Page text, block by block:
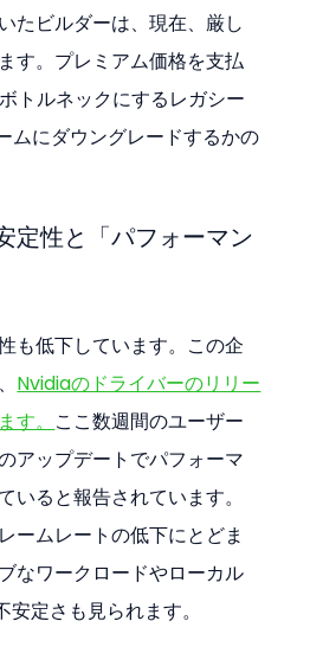
たビルダーは、現在、厳し
す。プレミアム価格を支払
トルネックにするレガシー
ムにダウングレードするかの
定性と「パフォーマン
も低下しています。この企
Nvidiaのドライバーのリリー
す。 ここ数週間のユーザー
アップデートでパフォーマ
いると報告されています。
ームレートの低下にとどま
なワークロードやローカル
定さも見られます。